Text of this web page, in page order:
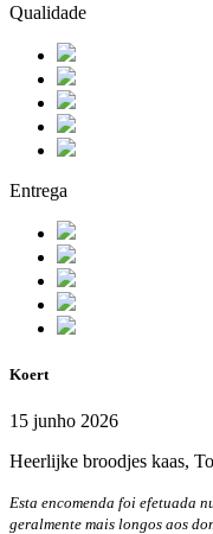
Qualidade
Entrega
Koert
15 junho 2026
Heerlijke broodjes kaas,
Esta encomenda foi efetuada
geralmente mais longos aos